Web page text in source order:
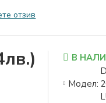
отзив
В
Модел: